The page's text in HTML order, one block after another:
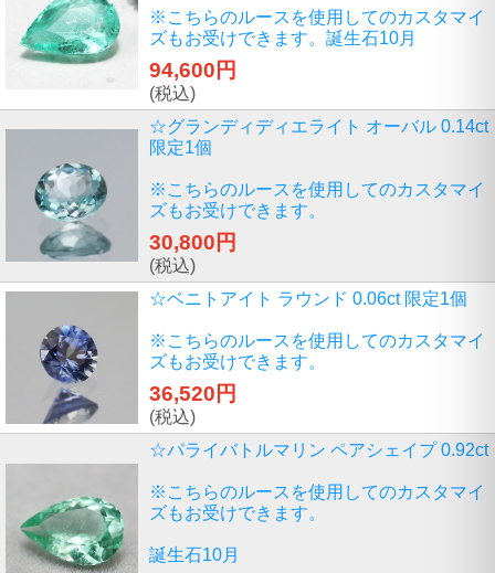
※こちらのルースを使用してのカスタマイ
ズもお受けできます。誕生石10月
94,600円
(税込)
☆グランディディエライト オーバル 0.14ct
限定1個
※こちらのルースを使用してのカスタマイ
ズもお受けできます。
30,800円
(税込)
☆ベニトアイト ラウンド 0.06ct 限定1個
※こちらのルースを使用してのカスタマイ
ズもお受けできます。
36,520円
(税込)
☆パライバトルマリン ペアシェイプ 0.92ct
※こちらのルースを使用してのカスタマイ
ズもお受けできます。
誕生石10月